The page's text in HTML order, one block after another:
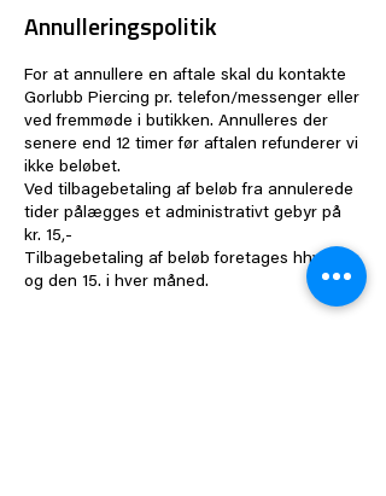
Annulleringspolitik
For at annullere en aftale skal du kontakte
Gorlubb Piercing pr. telefon/messenger eller
ved fremmøde i butikken. Annulleres der
senere end 12 timer før aftalen refunderer vi
ikke beløbet.
Ved tilbagebetaling af beløb fra annulerede
tider pålægges et administrativt gebyr på
kr. 15,-
Tilbagebetaling af beløb foretages hhv. d. 1.
og den 15. i hver måned.